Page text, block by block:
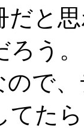
だと
う。
で
てた